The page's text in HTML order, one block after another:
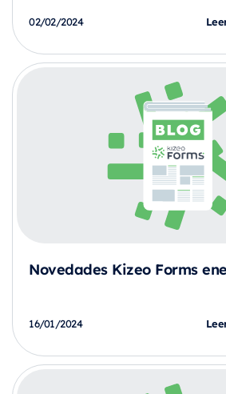
02/02/2024
Novedades Kizeo Forms
16/01/2024